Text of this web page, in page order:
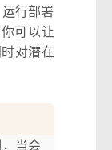
行部署
可以让
对潜在
当会